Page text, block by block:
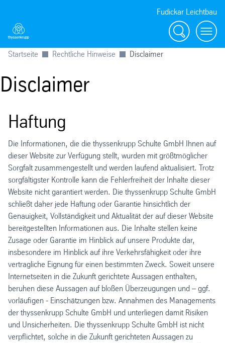
Fudickar Leichtbau
Suche
menu
Startseite Rechtliche Hinweise Disclaimer
Disclaimer
Haftung
Die Informationen, die die thyssenkrupp Schulte GmbH Ihnen auf
dieser Website zur Verfügung stellt, wurden mit größtmöglicher
Sorgfalt zusammengestellt und werden laufend aktualisiert. Trotz
sorgfältigster Kontrolle kann die Fehlerfreiheit der Inhalte dieser
Website nicht garantiert werden. Die thyssenkrupp Schulte GmbH
schließt daher jede Haftung oder Garantie hinsichtlich der
Genauigkeit, Vollständigkeit und Aktualität der auf dieser Website
bereitgestellten Informationen aus. Die Inhalte stellen keine
Zusage oder Garantie im Hinblick auf unsere Produkte dar,
insbesondere im Hinblick auf ihre Verkehrsfähigkeit oder ihre
vertragliche Eignung für einen bestimmten Zweck. Soweit unsere
Internetseiten in die Zukunft gerichtete Aussagen enthalten,
beruhen diese Aussagen auf bloßen Überzeugungen und – ggf.
vorläufigen - Einschätzungen bzw. Annahmen des Managements
der thyssenkrupp Schulte GmbH und unterliegen damit Risiken
und Unsicherheiten. Die thyssenkrupp Schulte GmbH ist nicht
verpflichtet, solche in die Zukunft gerichteten Aussagen zu